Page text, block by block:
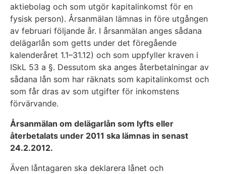
aktiebolag och som utgör kapitalinkomst för en
fysisk person). Årsanmälan lämnas in före utgången
av februari följande år. I årsanmälan anges sådana
delägarlån som getts under det föregående
kalenderåret 1.1–31.12) och som uppfyller kraven i
ISkL 53 a §. Dessutom ska anges återbetalningar av
sådana lån som har räknats som kapitalinkomst och
som får dras av som utgifter för inkomstens
förvärvande.
Årsanmälan om delägarlån som lyfts eller
återbetalats under 2011 ska lämnas in senast
24.2.2012.
Även låntagaren ska deklarera lånet och